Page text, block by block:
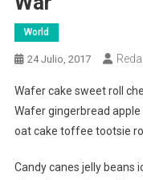
World
24 Julio, 2017
Wafer cake sweet roll
Wafer gingerbread
oat cake toffee tootsie
Candy canes jelly beans